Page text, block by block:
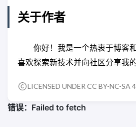
关于作者
你好！我是一个热衷于博客
喜欢探索新技术并向社区分享我的
LICENSED UNDER CC BY-NC-SA